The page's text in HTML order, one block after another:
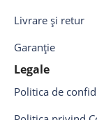
Livrare și retur
Garanție
Legale
Politica de